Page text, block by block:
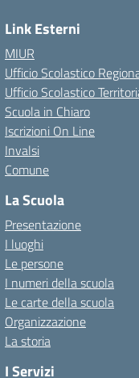
Link Esterni
MIUR
Ufficio Scolastico
Ufficio Scolastico
Scuola in Chiaro
Iscrizioni On Line
Invalsi
Comune
La Scuola
Presentazione
I luoghi
Le persone
I numeri della scuola
Le carte della scuola
Organizzazione
La storia
I Servizi